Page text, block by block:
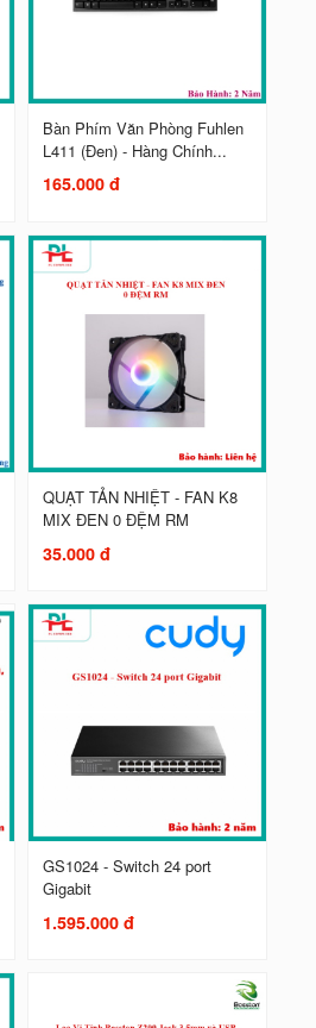
Bàn Phím Văn Phòng Fuhlen
L411 (Đen) - Hàng Chính...
165.000 đ
QUẠT TẢN NHIỆT - FAN K8
MIX ĐEN 0 ĐỆM RM
35.000 đ
GS1024 - Switch 24 port
Gigabit
1.595.000 đ